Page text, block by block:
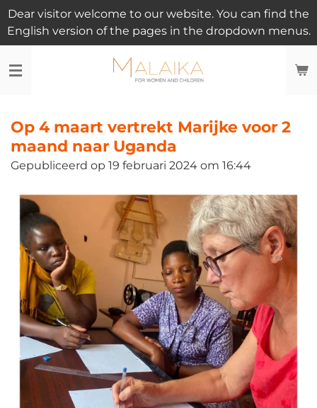
Ga
direct
naar
de
Dear visitor welcome to our website. You can find the
English version of the pages in the dropdown menus.
Op 4 maart vertrekt Marijke voor 2
maand naar Uganda
Gepubliceerd op 19 februari 2024 om 16:44